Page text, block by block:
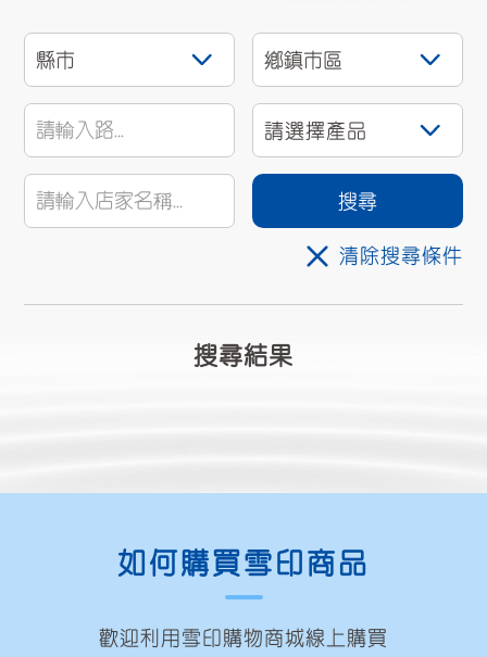
請選擇產品
清除搜尋條件
搜尋結果
如何購買雪印商品
歡迎利用雪印購物商城線上購買